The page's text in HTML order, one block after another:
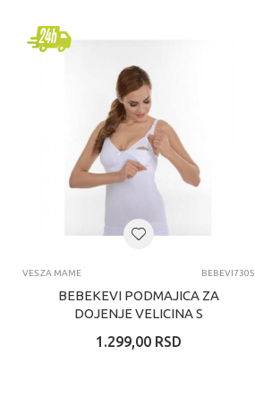
VES ZA MAME BEBEVI730S
BEBEKEVI PODMAJICA ZA
DOJENJE VELICINA S
1.299,00 RSD